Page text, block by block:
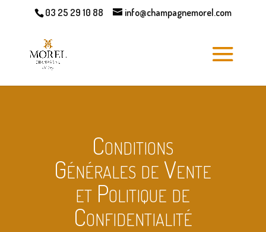
03 25 29 10 88 info@champagnemorel.com
Conditions
Générales de Vente
et Politique de
Confidentialité